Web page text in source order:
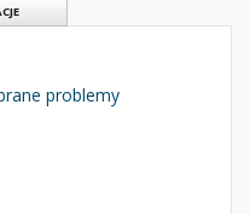
problemy